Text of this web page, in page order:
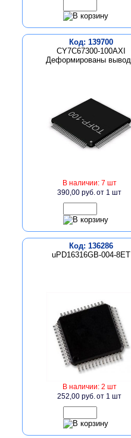
Код: 139700
CY7C67300-100AXI
Деформированы
В наличии: 7 шт
390,00 руб.от 1 шт
Код: 136286
uPD16316GB-004-8ET
В наличии: 2 шт
252,00 руб.от 1 шт